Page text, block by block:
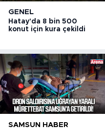
GENEL
Hatay'da 8 bin 500
konut için kura çekildi
SAMSUN HABER